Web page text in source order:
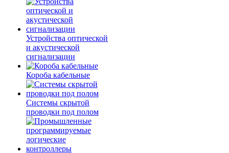
Устройства оптической
и акустической
сигнализации
Короба кабельные
Системы скрытой
проводки под полом